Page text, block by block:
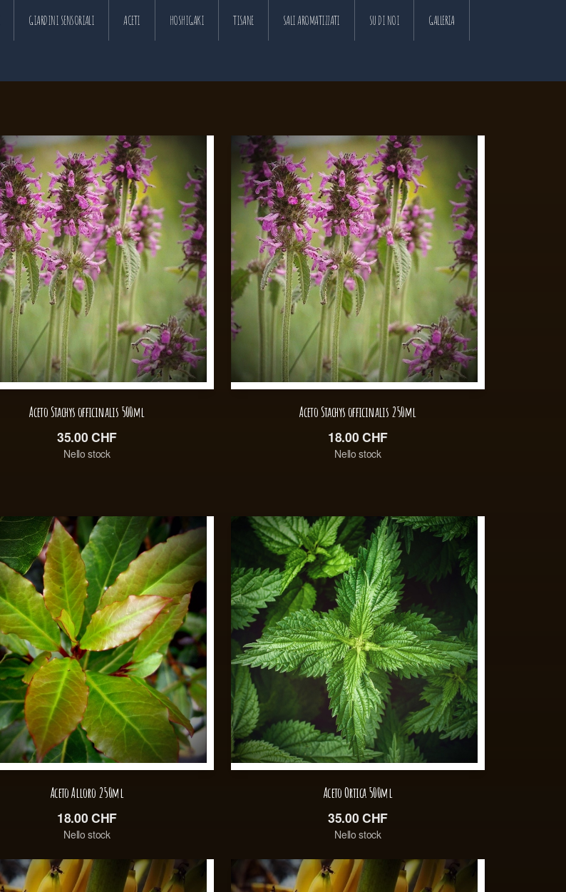
GIARDINI SENSORIALI ACETI HOSHIGAKI TISANE SALI AROMATIZZATI SU DI NOI GALLERIA
Aceto Stachys officinalis 500ml
35.00 CHF
Nello stock
Aceto Stachys officinalis 250ml
18.00 CHF
Nello stock
Aceto Alloro 250ml
18.00 CHF
Nello stock
Aceto Ortica 500ml
35.00 CHF
Nello stock